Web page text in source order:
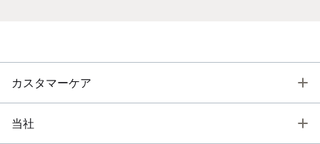
カスタマーケア
当社